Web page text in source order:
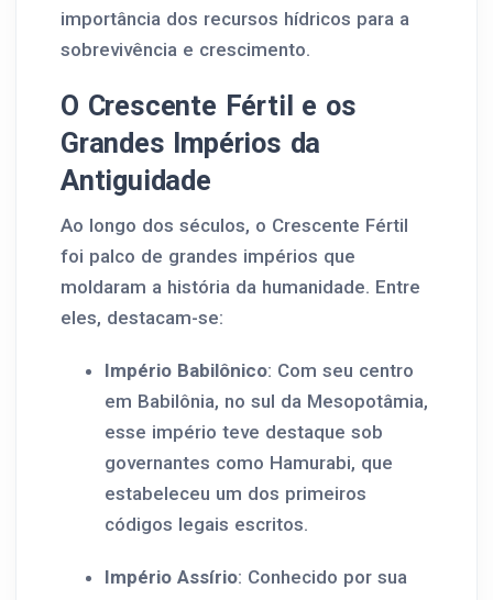
importância dos recursos hídricos para a
sobrevivência e crescimento.
O Crescente Fértil e os
Grandes Impérios da
Antiguidade
Ao longo dos séculos, o Crescente Fértil
foi palco de grandes impérios que
moldaram a história da humanidade. Entre
eles, destacam-se:
Império Babilônico: Com seu centro
em Babilônia, no sul da Mesopotâmia,
esse império teve destaque sob
governantes como Hamurabi, que
estabeleceu um dos primeiros
códigos legais escritos.
Império Assírio: Conhecido por sua